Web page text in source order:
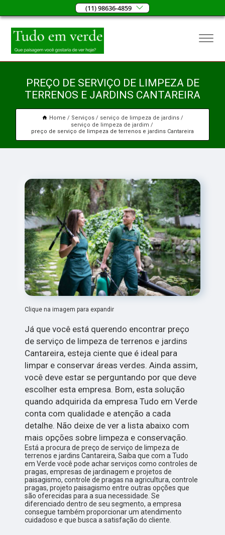
(11) 98636-4859
PREÇO DE SERVIÇO DE LIMPEZA DE
TERRENOS E JARDINS CANTAREIRA
Home Serviços
serviço de limpeza de jardins
serviço de limpeza de jardim
preço de serviço de limpeza de terrenos e jardins Cantareira
Clique na imagem para expandir
Já que você está querendo encontrar preço
de serviço de limpeza de terrenos e jardins
Cantareira, esteja ciente que é ideal para
limpar e conservar áreas verdes. Ainda assim,
você deve estar se perguntando por que deve
escolher esta empresa. Bom, esta solução
quando adquirida da empresa Tudo em Verde
conta com qualidade e atenção a cada
detalhe. Não deixe de ver a lista abaixo com
mais opções sobre limpeza e conservação.
Está a procura de preço de serviço de limpeza de
terrenos e jardins Cantareira, Saiba que com a Tudo
em Verde você pode achar serviços como controles de
pragas, empresas de jardinagem e projetos de
paisagismo, controle de pragas na agricultura, controle
pragas, projeto paisagismo entre outras opções que
são oferecidas para a sua necessidade. Se
diferenciado dentro de seu segmento, a empresa
consegue também proporcionar um atendimento
cuidadoso e que busca a satisfação do cliente.